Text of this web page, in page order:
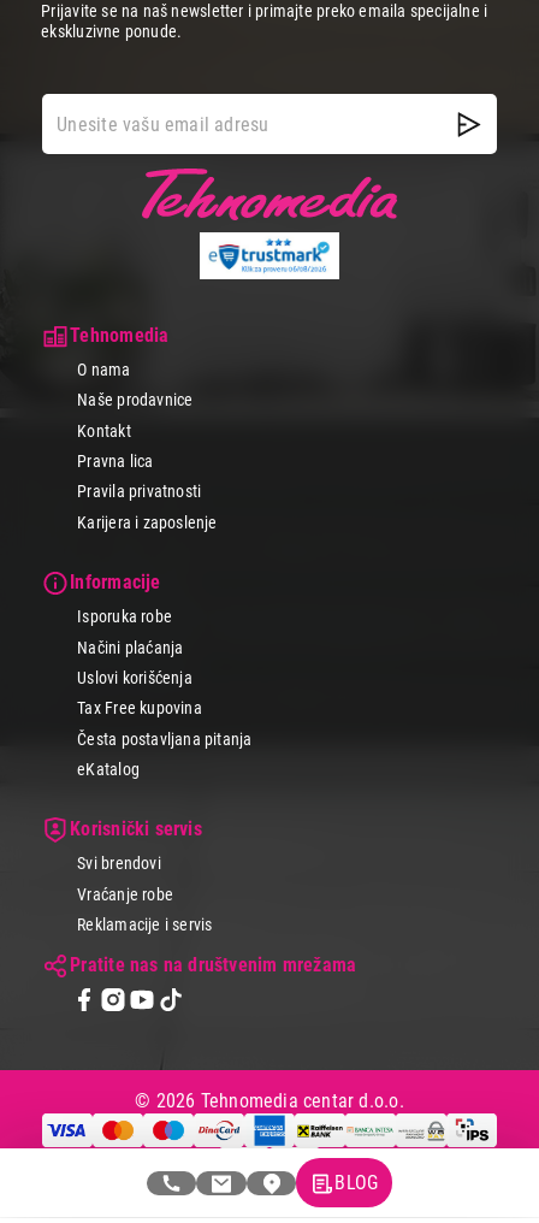
Tehnomedia
O nama
Naše prodavnice
Kontakt
Pravna lica
Pravila privatnosti
Karijera i zaposlenje
Informacije
Isporuka robe
Načini plaćanja
Uslovi korišćenja
Tax Free kupovina
Česta postavljana pitanja
eKatalog
Korisnički servis
Svi brendovi
Vraćanje robe
Reklamacije i servis
Pratite nas na društvenim mrežama
Prijavite se na naš newsletter i primajte preko emaila specijalne i
ekskluzivne ponude.
© 2026 Tehnomedia centar d.o.o.
BLOG